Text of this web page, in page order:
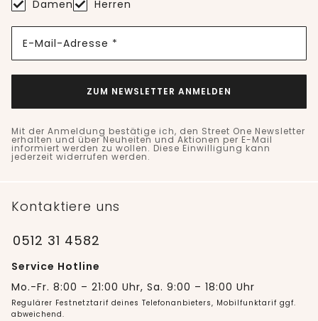
Damen Herren
E-Mail-Adresse *
ZUM NEWSLETTER ANMELDEN
Mit der Anmeldung bestätige ich, den Street One Newsletter
erhalten und über Neuheiten und Aktionen per E-Mail
informiert werden zu wollen. Diese Einwilligung kann
jederzeit widerrufen werden.
Kontaktiere uns
0512 31 4582
Service Hotline
Mo.-Fr. 8:00 – 21:00 Uhr, Sa. 9:00 – 18:00 Uhr
Regulärer Festnetztarif deines Telefonanbieters, Mobilfunktarif ggf.
abweichend.